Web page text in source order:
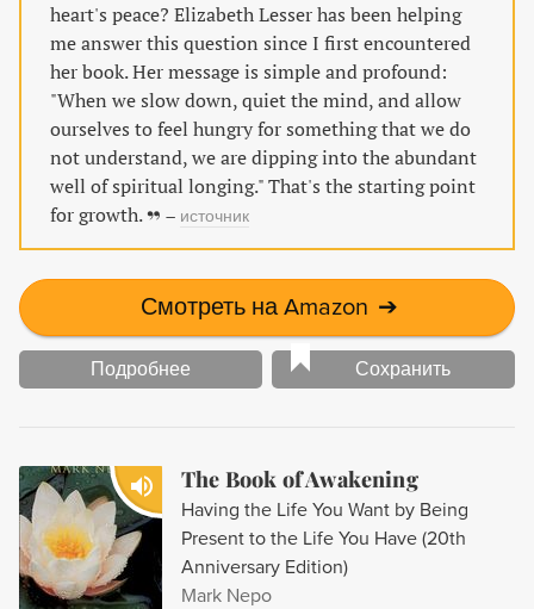
heart's peace? Elizabeth Lesser has been helping
me answer this question since I first encountered
her book. Her message is simple and profound:
"When we slow down, quiet the mind, and allow
ourselves to feel hungry for something that we do
not understand, we are dipping into the abundant
well of spiritual longing." That's the starting point
for growth.
– источник
Смотреть на Amazon ➔
Подробнее Сохранить
The Book of Awakening
Having the Life You Want by Being
Present to the Life You Have (20th
Anniversary Edition)
Mark Nepo